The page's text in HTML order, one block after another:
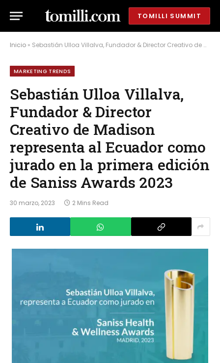
TOMILLI SUMMIT
Inicio » Sebastián Ulloa Villalva, Fundador & Director Creativo de Madison representa al Ecuador como jurado en la primera edición de Saniss Awards 2023
MARKETING TRENDS
Sebastián Ulloa Villalva,
Fundador & Director
Creativo de Madison
representa al Ecuador como
jurado en la primera edición
de Saniss Awards 2023
30 marzo, 2023 2 Mins Read